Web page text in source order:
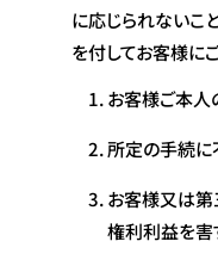
に応じられないこ
を付してお客様に
お客様ご本人
所定の手続
お客様又は第
権利利益を害